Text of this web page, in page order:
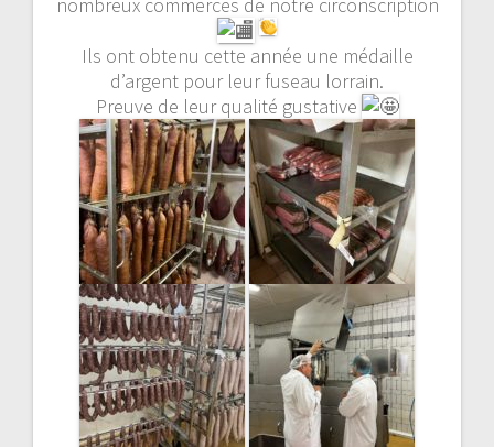
Ils ont obtenu cette année une médaille
d’argent pour leur fuseau lorrain.
Preuve de leur qualité gustative